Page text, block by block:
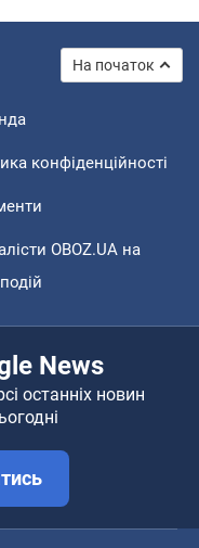
На початок
конфіденційності
OBOZ.UA на
News
останніх новин